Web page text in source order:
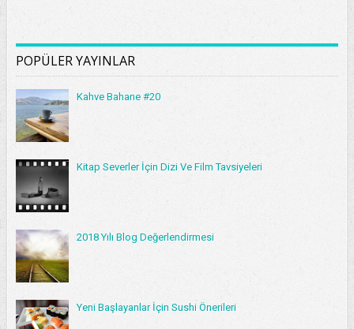
POPÜLER YAYINLAR
Kahve Bahane #20
Kitap Severler İçin Dizi Ve Film Tavsiyeleri
2018 Yılı Blog Değerlendirmesi
Yeni Başlayanlar İçin Sushi Önerileri